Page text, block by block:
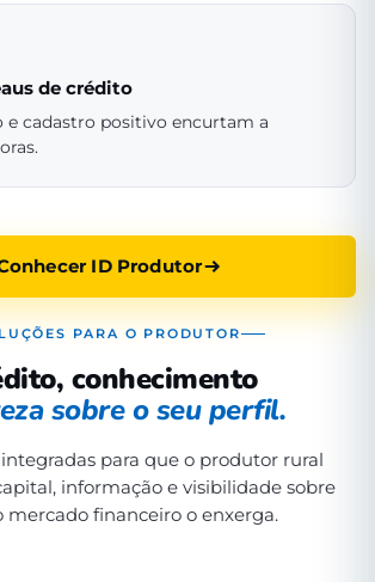
de crédito
e cadastro positivo encurtam a
ID Produtor
PARA O PRODUTOR
conhecimento
sobre o seu perfil.
para que o produtor rural
informação e visibilidade sobre
mercado financeiro o enxerga.